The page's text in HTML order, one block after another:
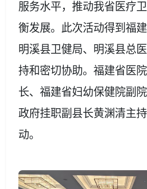
服务水平，推动我省医疗
衡发展。此次活动得到福建
明溪县卫健局、明溪县总
持和密切协助。 福建省医
长、福建省妇幼保健院副
政府挂职副县长黄渊清主
动。